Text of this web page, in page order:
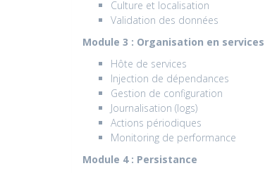
Culture et localisation
Validation des données
Module 3 : Organisation en services
Hôte de services
Injection de dépendances
Gestion de configuration
Journalisation (logs)
Actions périodiques
Monitoring de performance
Module 4 : Persistance